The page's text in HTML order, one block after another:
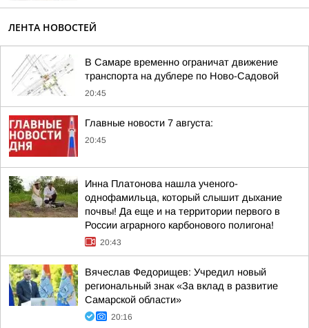
ЛЕНТА НОВОСТЕЙ
В Самаре временно ограничат движение
транспорта на дублере по Ново-Садовой
20:45
Главные новости 7 августа:
20:45
Инна Платонова нашла ученого-
однофамильца, который слышит дыхание
почвы! Да еще и на территории первого в
России аграрного карбонового полигона!
20:43
Вячеслав Федорищев: Учредил новый
региональный знак «За вклад в развитие
Самарской области»
20:16